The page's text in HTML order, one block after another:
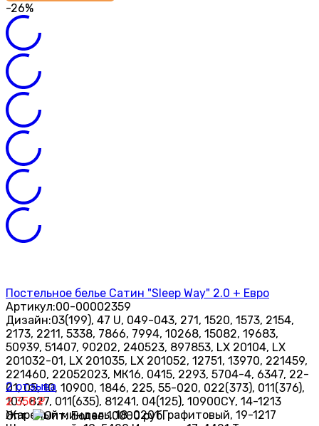
-26%
Постельное белье Сатин "Sleep Way" 2.0 + Евро
Артикул:00-00002359
Дизайн:03(199), 47 U, 049-043, 271, 1520, 1573, 2154,
2173, 2211, 5338, 7866, 7994, 10268, 15082, 19683,
50939, 51407, 90202, 240523, 897853, LX 20104, LX
201032-01, LX 201035, LX 201052, 12751, 13970, 221459,
221460, 22052023, МК16, 0415, 2293, 5704-4, 6347, 22-
01, 05, 10, 10900, 1846, 225, 55-020, 022(373), 011(376),
107, 827, 011(635), 81241, 04(125), 10900CY, 14-1213
Жареный миндаль, 18-0201 Графитовый, 19-1217
2 отзыва
2 350₽
Опт